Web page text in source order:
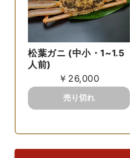
松葉ガニ (中小・1~1.5
人前)
￥26,000